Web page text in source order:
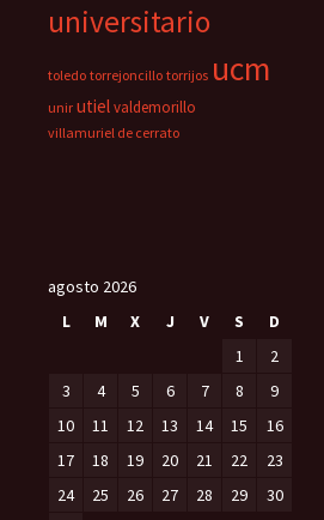
universitario
toledo torrejoncillo torrijos ucm
unir utielvaldemorillo
villamuriel de cerrato
agosto 2026
L
M X J V S
D
1
2
3
4 5 6 7 8
9
10
11 12 13 14 15
16
17
18 19 20 21 22
23
24
25 26 27 28 29
30